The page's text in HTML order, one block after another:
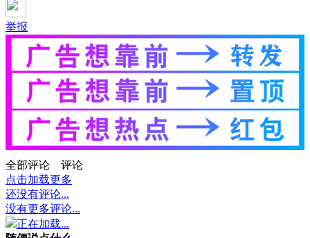
举报
全部评论
评论
点击加载更多
还没有评论...
没有更多评论...
正在加载...